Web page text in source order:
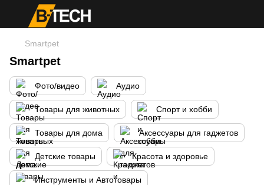
Smartpet
Smartpet
Фото/видео Аудио
Товары для животных Спорт и хобби
Товары для дома Аксессуары для гаджетов
Детские товары Красота и здоровье
Инструменты и Автотовары